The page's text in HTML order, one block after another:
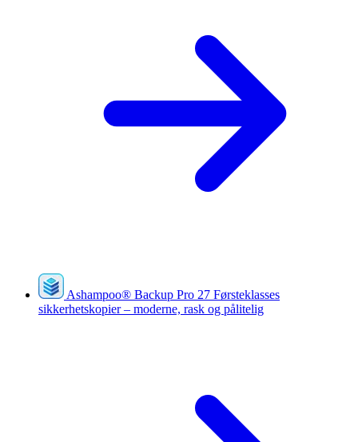
Ashampoo® Backup Pro 27 Førsteklasses
sikkerhetskopier – moderne, rask og pålitelig